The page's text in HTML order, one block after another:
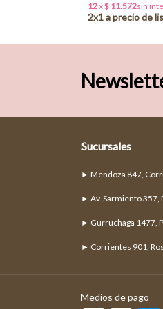
Sucursales
► Mendoza 847,
► Av. Sarmiento 357,
► Gurruchaga 1477,
► Corrientes 901,
Medios de pago